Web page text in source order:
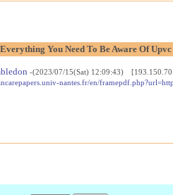
Everything You Need To Be Aware Of
-(2023/07/15(Sat) 12:09:43)
nantes.fr/en/